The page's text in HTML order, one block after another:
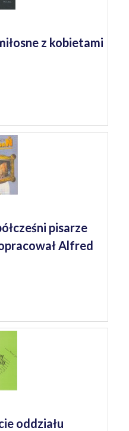
z kobietami
pisarze
Alfred
oddziału